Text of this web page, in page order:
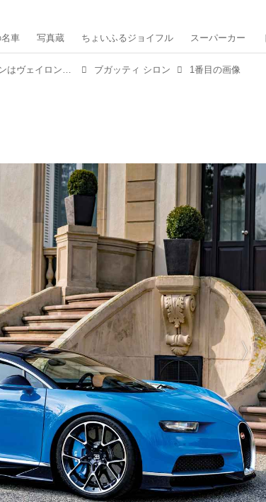
車 写真蔵 ちょいふるジョイフル スーパーカー
【スーパーカー年代記 092】ブガッティ シロンはヴェイロンの後継として500台限定生産される3億円カー ブガッティ シロン 1番目の画像